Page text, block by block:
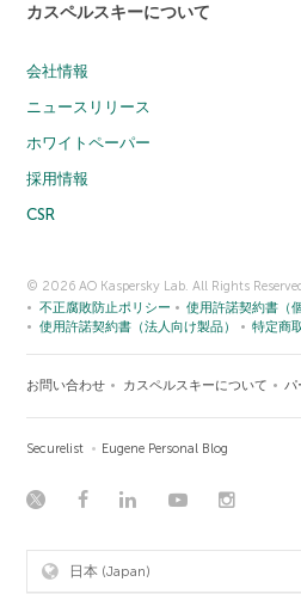
カスペルスキーについて
会社情報
ニュースリリース
ホワイトペーパー
採用情報
CSR
© 2026 AO Kaspersky Lab. All Rights
不正腐敗防止ポリシー
使用許諾契約書（
使用許諾契約書（法人向け製品）
特定商
お問い合わせ カスペルスキーについて パ
Securelist Eugene Personal Blog
日本 (Japan)